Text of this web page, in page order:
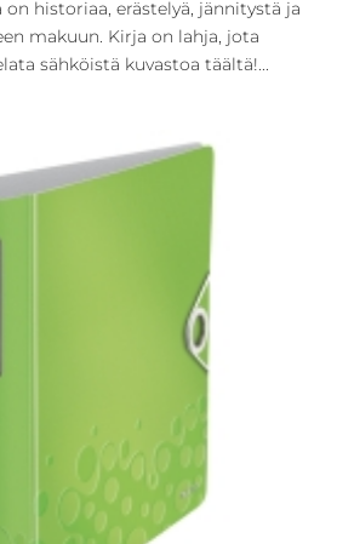
historiaa, erästelyä, jännitystä ja
makuun. Kirja on lahja, jota
sähköistä kuvastoa täältä!...